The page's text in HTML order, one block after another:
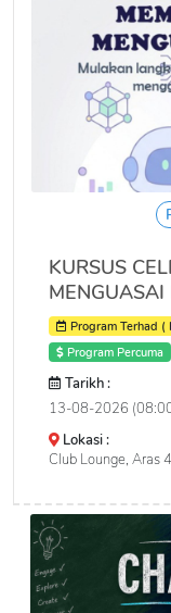
KURSUS
Program Terhad
Program Percuma
Tarikh :
13-08-2026
Lokasi :
Club Lounge, Aras 4